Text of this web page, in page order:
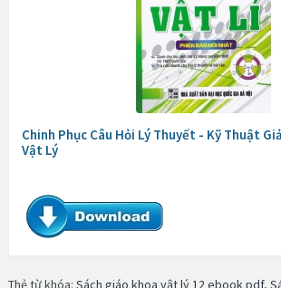
Chinh Phục Câu Hỏi Lý Thuyết - Kỹ Thuật
Vật Lý
Thẻ từ khóa: Sách giáo khoa vật lý 12 ebook pdf,